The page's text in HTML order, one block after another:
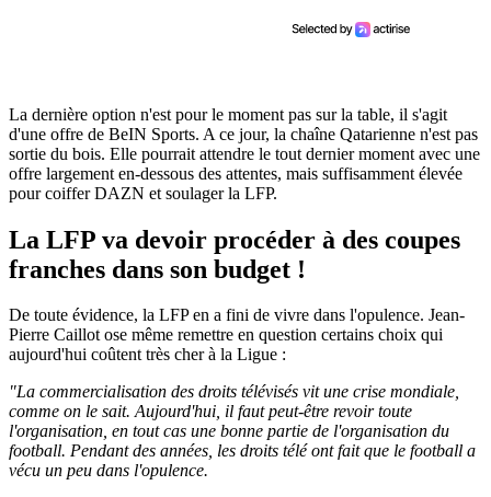
La dernière option n'est pour le moment pas sur la table, il s'agit
d'une offre de BeIN Sports. A ce jour, la chaîne Qatarienne n'est pas
sortie du bois. Elle pourrait attendre le tout dernier moment avec une
offre largement en-dessous des attentes, mais suffisamment élevée
pour coiffer DAZN et soulager la LFP.
La LFP va devoir procéder à des coupes
franches dans son budget !
De toute évidence, la LFP en a fini de vivre dans l'opulence. Jean-
Pierre Caillot ose même remettre en question certains choix qui
aujourd'hui coûtent très cher à la Ligue :
"La commercialisation des droits télévisés vit une crise mondiale,
comme on le sait. Aujourd'hui, il faut peut-être revoir toute
l'organisation, en tout cas une bonne partie de l'organisation du
football. Pendant des années, les droits télé ont fait que le football a
vécu un peu dans l'opulence.